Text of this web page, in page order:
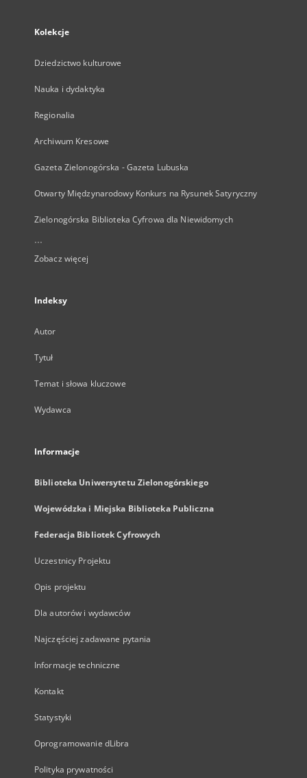
Kolekcje
Dziedzictwo kulturowe
Nauka i dydaktyka
Regionalia
Archiwum Kresowe
Gazeta Zielonogórska - Gazeta Lubuska
Otwarty Międzynarodowy Konkurs na Rysunek Satyryczny
Zielonogórska Biblioteka Cyfrowa dla Niewidomych
...
Zobacz więcej
Indeksy
Autor
Tytuł
Temat i słowa kluczowe
Wydawca
Informacje
Biblioteka Uniwersytetu Zielonogórskiego
Wojewódzka i Miejska Biblioteka Publiczna
Federacja Bibliotek Cyfrowych
Uczestnicy Projektu
Opis projektu
Dla autorów i wydawców
Najczęściej zadawane pytania
Informacje techniczne
Kontakt
Statystyki
Oprogramowanie dLibra
Polityka prywatności